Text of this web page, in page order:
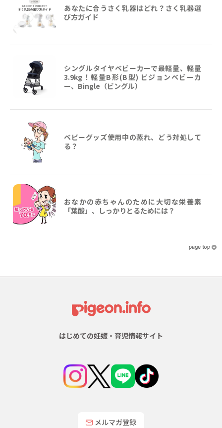
あなたに合うさく乳器はどれ？さく乳器選
び方ガイド
シングルタイヤベビーカーで最軽量、軽量
3.9kg！軽量B形(B型) ピジョンベビーカ
ー、Bingle（ビングル）
ベビーグッズ使用中の蒸れ、どう対処して
る？
おなかの赤ちゃんのために大切な栄養素
「葉酸」、しっかりとるためには？
はじめての妊娠・育児情報サイト
メルマガ登録